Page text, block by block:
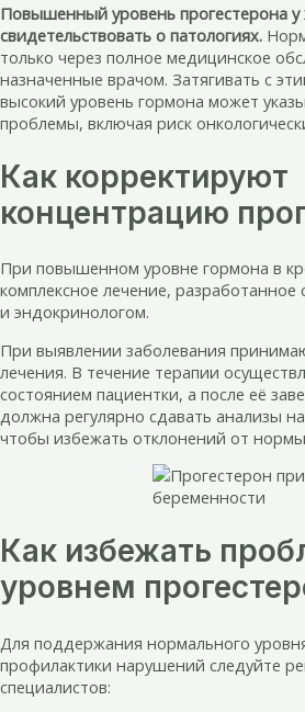
Повышенный уровень прогестерона
свидетельствовать о патологиях.
только через полное медицинское
назначенные врачом. Затягивать с
высокий уровень гормона может
проблемы, включая риск
Как корректируют
концентрацию
При повышенном уровне гормона в
комплексное лечение, разработанное
и эндокринологом.
При выявлении заболевания
лечения. В течение терапии
состоянием пациентки, а после её
должна регулярно сдавать анализы
чтобы избежать отклонений от
Как избежать
уровнем
Для поддержания нормального
профилактики нарушений следуйте
специалистов: